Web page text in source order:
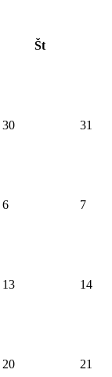
Št
30 31
6
7
13 14
20
21